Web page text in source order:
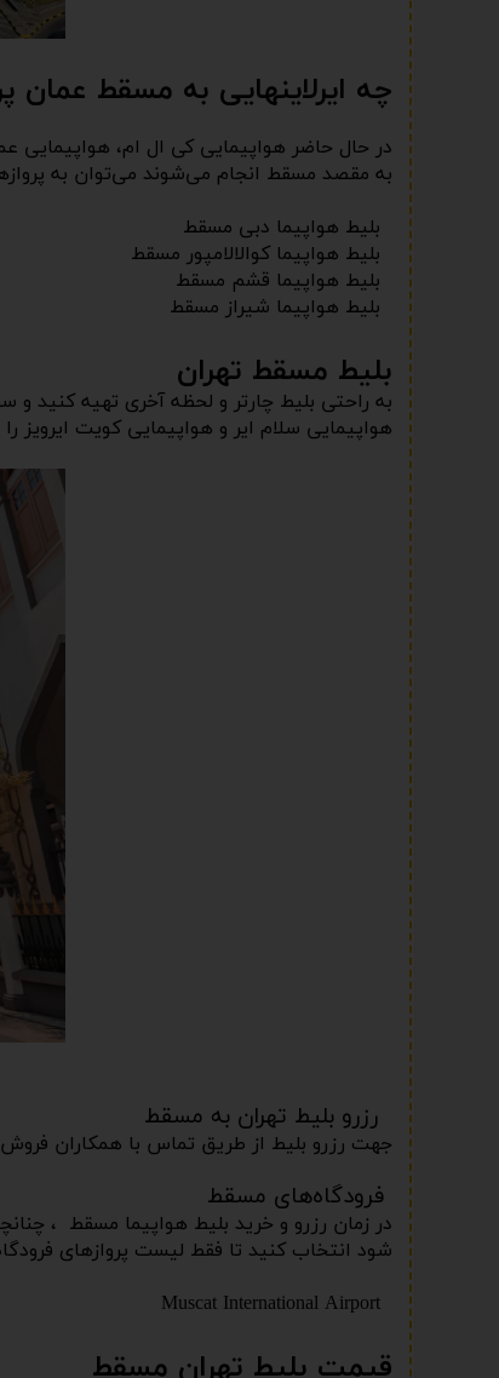
چه ایرلاینهایی به مسقط عمان
در حال حاضر هواپیمایی کی ال ام، هواپیمایی
به مقصد مسقط انجام می‌شوند می‌توان به
بلیط هواپیما دبی مسقط
بلیط هواپیما کوالالامپور مسقط
بلیط هواپیما قشم مسقط
بلیط هواپیما شیراز مسقط
بلیط مسقط تهران
به راحتی بلیط چارتر و لحظه آخری تهیه کنید و
هواپیمایی سلام ایر و هواپیمایی کویت ایرویز
رزرو بلیط تهران به مسقط
جهت رزرو بلیط از طریق تماس با همکاران فروش
فرودگاه‌های مسقط
در زمان رزرو و خرید بلیط هواپیما مسقط ،
شود انتخاب کنید تا فقط لیست پروازهای
Muscat International Airport
قیمت بلیط تهران مسقط